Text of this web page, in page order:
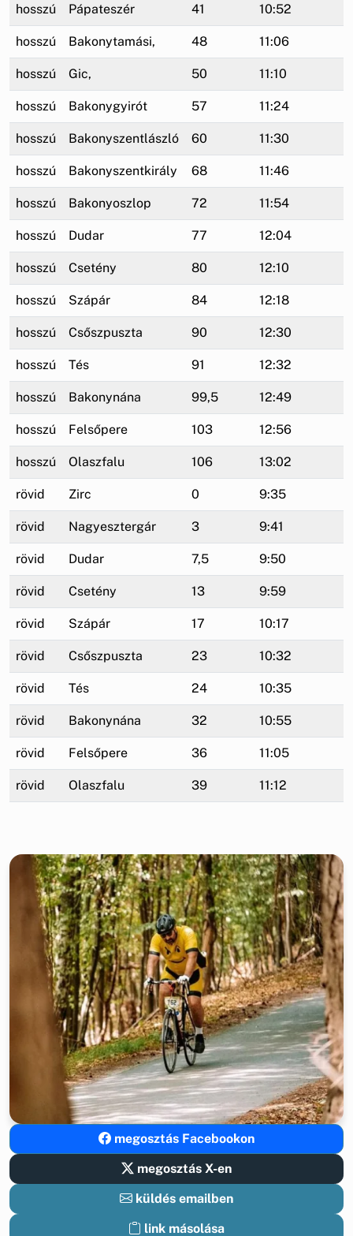
hosszú Pápateszér 41 10:52
hosszú Bakonytamási, 48 11:06
hosszú Gic, 50 11:10
hosszú Bakonygyirót 57 11:24
hosszú Bakonyszentlászló 60 11:30
hosszú Bakonyszentkirály 68 11:46
hosszú Bakonyoszlop 72 11:54
hosszú Dudar 77 12:04
hosszú Csetény 80 12:10
hosszú Szápár 84 12:18
hosszú Csőszpuszta 90 12:30
hosszú Tés 91 12:32
hosszú Bakonynána 99,5 12:49
hosszú Felsőpere 103 12:56
hosszú Olaszfalu 106 13:02
rövid Zirc 0 9:35
rövid Nagyesztergár 3 9:41
rövid Dudar 7,5 9:50
rövid Csetény 13 9:59
rövid Szápár 17 10:17
rövid Csőszpuszta 23 10:32
rövid Tés 24 10:35
rövid Bakonynána 32 10:55
rövid Felsőpere 36 11:05
rövid Olaszfalu 39 11:12
megosztás Facebookon
megosztás X-en
küldés emailben
link másolása